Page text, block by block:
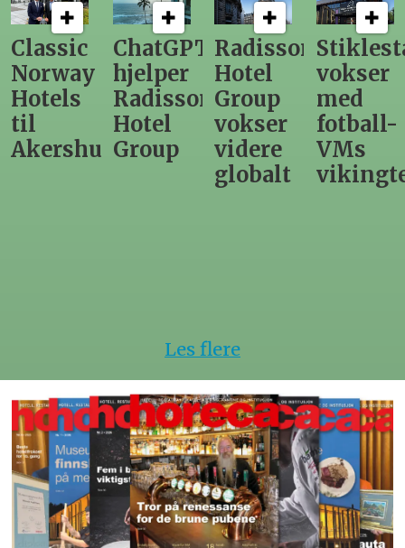
ChatGPT
hjelper
Radisson
Hotel
Group
Radisson
Hotel
Group
vokser
videre
Stiklestad
vokser
med
fotball-
VMs
vikingtematikk
Fra
direktør
til
nytt
Les flere